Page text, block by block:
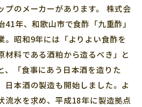
プのメーカーがあります。 株式会
年、和歌山市で食酢「九重酢」
。昭和9年には「よりよい食酢を
材料である酒粕から造るべき」と
、「食事にあう日本酒を造りた
日本酒の製造も開始しました。よ
流水を求め、平成18年に製造拠点